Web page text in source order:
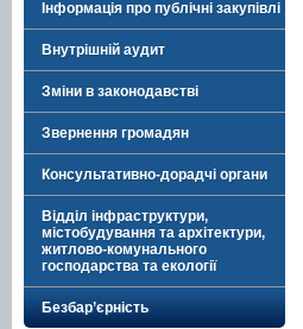
Інформація про публічні закупівлі
Внутрішній аудит
Зміни в законодавстві
Звернення громадян
Консультативно-дорадчі органи
Відділ інфраструктури,
містобудування та архітектури,
житлово-комунального
господарства та екології
Безбар’єрність